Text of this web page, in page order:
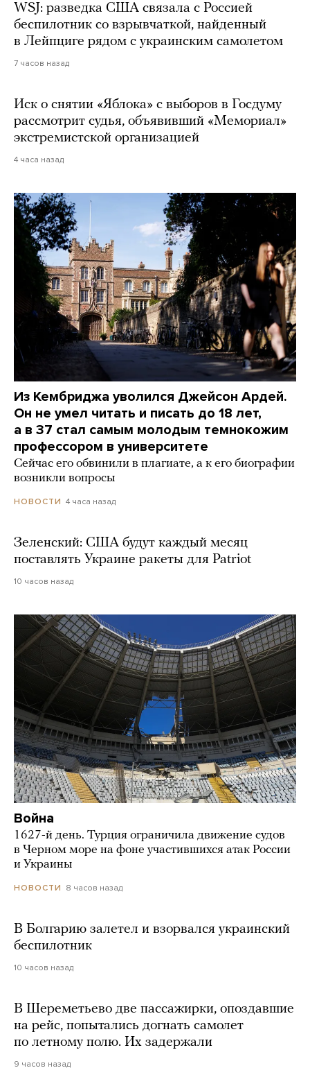
WSJ: разведка США связала с Россией
беспилотник со взрывчаткой, найденный
в Лейпциге рядом с украинским самолетом
7 часов назад
Иск о снятии «Яблока» с выборов в Госдуму
рассмотрит судья, объявивший «Мемориал»
экстремистской организацией
4 часа назад
Из Кембриджа уволился Джейсон Ардей.
Он не умел читать и писать до 18 лет,
а в 37 стал самым молодым темнокожим
профессором в университете
Сейчас его обвинили в плагиате, а к его биографии
возникли вопросы
НОВОСТИ 4 часа назад
Зеленский: США будут каждый месяц
поставлять Украине ракеты для Patriot
10 часов назад
Война
1627-й день. Турция ограничила движение судов
в Черном море на фоне участившихся атак России
и Украины
НОВОСТИ 8 часов назад
В Болгарию залетел и взорвался украинский
беспилотник
10 часов назад
В Шереметьево две пассажирки, опоздавшие
на рейс, попытались догнать самолет
по летному полю. Их задержали
9 часов назад